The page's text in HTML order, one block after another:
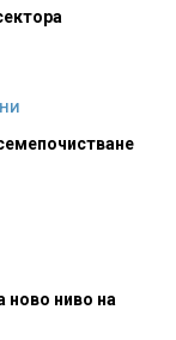
ново ниво на